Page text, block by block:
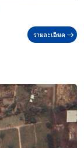
รายละเอียด